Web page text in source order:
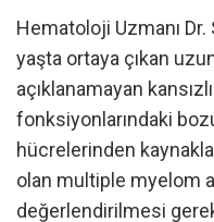
Hematoloji Uzmanı
yaşta ortaya çıkan
açıklanamayan
fonksiyonlarındaki
hücrelerinden
olan multiple myelom
değerlendirilmesi